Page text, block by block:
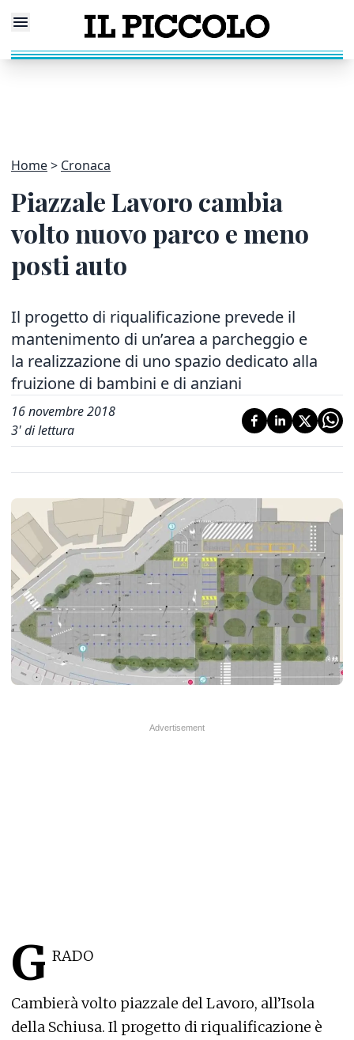
Home Cronaca
Piazzale Lavoro cambia
volto nuovo parco e meno
posti auto
Il progetto di riqualificazione prevede il
mantenimento di un’area a parcheggio e
la realizzazione di uno spazio dedicato alla
fruizione di bambini e di anziani
16 novembre 2018
3' di lettura
G RADO
Cambierà volto piazzale del Lavoro, all’Isola
della Schiusa. Il progetto di riqualificazione è